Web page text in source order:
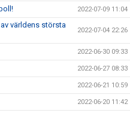
2022-07-09 11:04
världens största
2022-07-04 22:26
2022-06-30 09:33
2022-06-27 08:33
2022-06-21 10:59
2022-06-20 11:42